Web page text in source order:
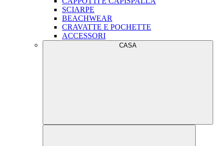
SCIARPE
BEACHWEAR
CRAVATTE E POCHETTE
ACCESSORI
CASA